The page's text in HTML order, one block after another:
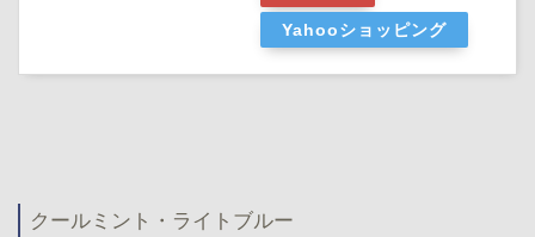
Yahooショッピング
クールミント・ライトブルー